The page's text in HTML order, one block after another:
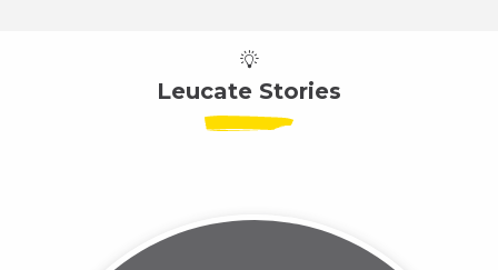
Leucate Stories